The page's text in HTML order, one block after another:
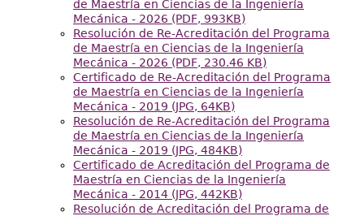
de Maestría en Ciencias de la Ingeniería
Mecánica - 2026 (PDF, 993KB)
Resolución de Re-Acreditación del Programa
de Maestría en Ciencias de la Ingeniería
Mecánica - 2026 (PDF, 230.46 KB)
Certificado de Re-Acreditación del Programa
de Maestría en Ciencias de la Ingeniería
Mecánica - 2019 (JPG, 64KB)
Resolución de Re-Acreditación del Programa
de Maestría en Ciencias de la Ingeniería
Mecánica - 2019 (JPG, 484KB)
Certificado de Acreditación del Programa de
Maestría en Ciencias de la Ingeniería
Mecánica - 2014 (JPG, 442KB)
Resolución de Acreditación del Programa de